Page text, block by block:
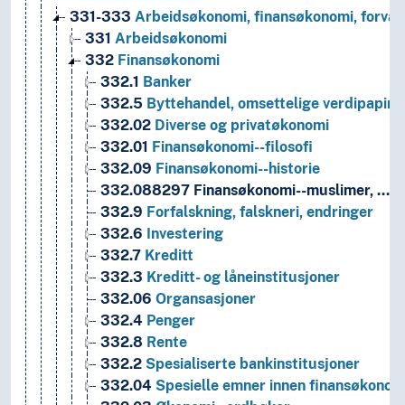
331-333 Arbeidsøkonomi, finansøkonomi,
331 Arbeidsøkonomi
332 Finansøkonomi
332.1 Banker
332.5 Byttehandel, omsettelige
332.02 Diverse og privatøkonomi
332.01 Finansøkonomi--filosofi
332.09 Finansøkonomi--historie
332.088297 Finansøkonomi--muslimer, …
332.9 Forfalskning, falskneri, endringer
332.6 Investering
332.7 Kreditt
332.3 Kreditt- og låneinstitusjoner
332.06 Organsasjoner
332.4 Penger
332.8 Rente
332.2 Spesialiserte bankinstitusjoner
332.04 Spesielle emner innen finansøkonomi